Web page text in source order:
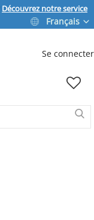
Découvrez notre service
Français
Se connecter